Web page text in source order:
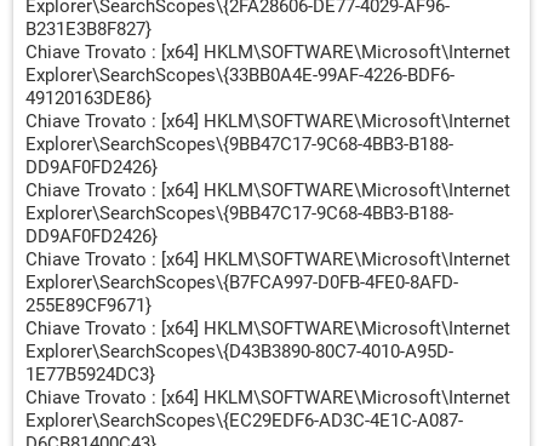
Explorer\SearchScopes\{2FA28606-DE77-4029-AF96-
B231E3B8F827}
Chiave Trovato : [x64] HKLM\SOFTWARE\Microsoft\Internet
Explorer\SearchScopes\{33BB0A4E-99AF-4226-BDF6-
49120163DE86}
Chiave Trovato : [x64] HKLM\SOFTWARE\Microsoft\Internet
Explorer\SearchScopes\{9BB47C17-9C68-4BB3-B188-
DD9AF0FD2426}
Chiave Trovato : [x64] HKLM\SOFTWARE\Microsoft\Internet
Explorer\SearchScopes\{9BB47C17-9C68-4BB3-B188-
DD9AF0FD2426}
Chiave Trovato : [x64] HKLM\SOFTWARE\Microsoft\Internet
Explorer\SearchScopes\{B7FCA997-D0FB-4FE0-8AFD-
255E89CF9671}
Chiave Trovato : [x64] HKLM\SOFTWARE\Microsoft\Internet
Explorer\SearchScopes\{D43B3890-80C7-4010-A95D-
1E77B5924DC3}
Chiave Trovato : [x64] HKLM\SOFTWARE\Microsoft\Internet
Explorer\SearchScopes\{EC29EDF6-AD3C-4E1C-A087-